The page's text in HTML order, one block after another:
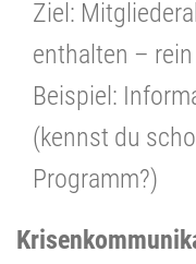
Ziel:
enthalten –
Beispiel:
(kennst du
Programm?)